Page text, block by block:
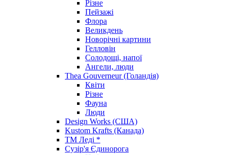
Різне
Пейзажі
Флора
Великдень
Новорічні картини
Гелловін
Солодощі, напої
Ангели, люди
Thea Gouverneur (Голандія)
Квіти
Різне
Фауна
Люди
Design Works (США)
Kustom Krafts (Канада)
ТМ Леді *
Сузір'я Єдинорога